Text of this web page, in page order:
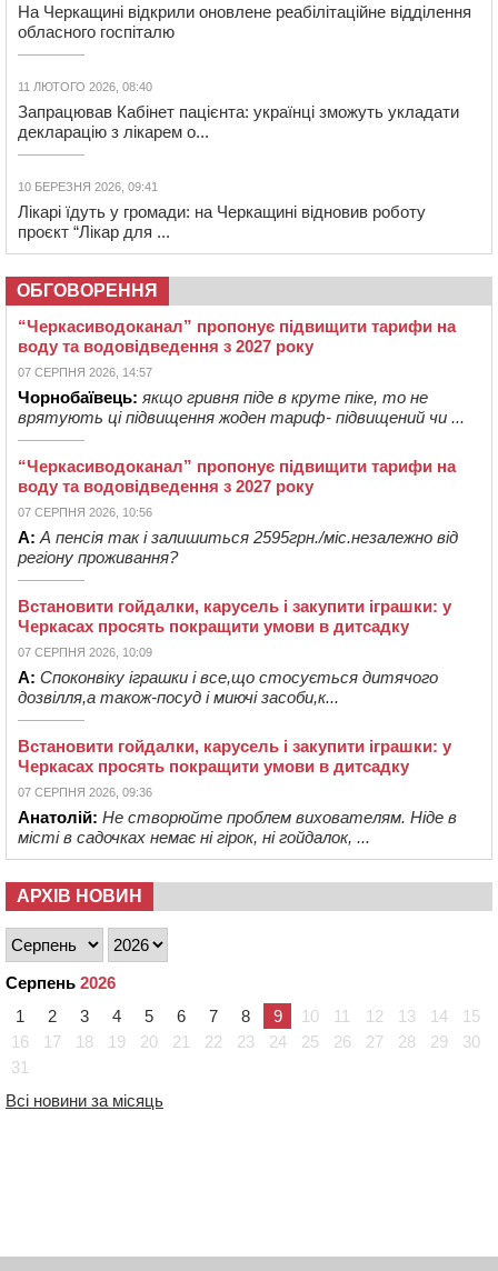
На Черкащині відкрили оновлене реабілітаційне відділення
обласного госпіталю
11 ЛЮТОГО 2026, 08:40
Запрацював Кабінет пацієнта: українці зможуть укладати
декларацію з лікарем о...
10 БЕРЕЗНЯ 2026, 09:41
Лікарі їдуть у громади: на Черкащині відновив роботу
проєкт “Лікар для ...
ОБГОВОРЕННЯ
“Черкасиводоканал” пропонує підвищити тарифи на
воду та водовідведення з 2027 року
07 СЕРПНЯ 2026, 14:57
Чорнобаївець: якщо гривня піде в круте піке, то не
врятують ці підвищення жоден тариф- підвищений чи ...
“Черкасиводоканал” пропонує підвищити тарифи на
воду та водовідведення з 2027 року
07 СЕРПНЯ 2026, 10:56
А: А пенсія так і залишиться 2595грн./міс.незалежно від
регіону проживання?
Встановити гойдалки, карусель і закупити іграшки: у
Черкасах просять покращити умови в дитсадку
07 СЕРПНЯ 2026, 10:09
А: Споконвіку іграшки і все,що стосується дитячого
дозвілля,а також-посуд і миючі засоби,к...
Встановити гойдалки, карусель і закупити іграшки: у
Черкасах просять покращити умови в дитсадку
07 СЕРПНЯ 2026, 09:36
Анатолій: Не створюйте проблем вихователям. Ніде в
місті в садочках немає ні гірок, ні гойдалок, ...
АРХІВ НОВИН
Серпень 2026
1
2 3 4 5 6 7 8 9 10 11 12 13 14
15
16
17 18 19 20 21 22 23 24 25 26 27 28 29
30
31
Всі новини за місяць